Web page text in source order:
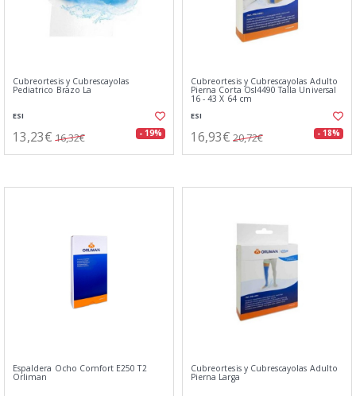
Cubreortesis y Cubrescayolas
Pediatrico Brazo La
ESI
13,23€ 16,32€ - 19%
Cubreortesis y Cubrescayolas Adulto
Pierna Corta Osl4490 Talla Universal
16 - 43 X 64 cm
ESI
16,93€ 20,72€ - 18%
Espaldera Ocho Comfort E250 T2
Orliman
Cubreortesis y Cubrescayolas Adulto
Pierna Larga